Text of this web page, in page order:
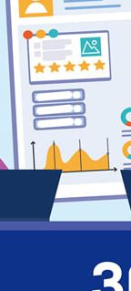
화 전략
다채널 접근 1
다채널 접근 2
제작
드